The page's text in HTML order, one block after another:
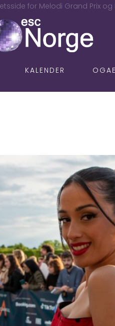
for Melodi Grand Prix og
KALENDER OGAE